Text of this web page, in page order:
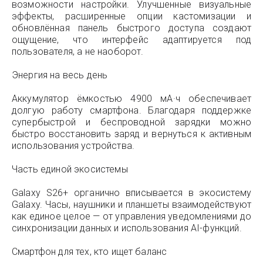
возможности настройки. Улучшенные визуальные
эффекты, расширенные опции кастомизации и
обновлённая панель быстрого доступа создают
ощущение, что интерфейс адаптируется под
пользователя, а не наоборот.
Энергия на весь день
Аккумулятор ёмкостью 4900 мА·ч обеспечивает
долгую работу смартфона. Благодаря поддержке
супербыстрой и беспроводной зарядки можно
быстро восстановить заряд и вернуться к активным
использования устройства.
Часть единой экосистемы
Galaxy S26+ органично вписывается в экосистему
Galaxy. Часы, наушники и планшеты взаимодействуют
как единое целое — от управления уведомлениями до
синхронизации данных и использования AI-функций.
Смартфон для тех, кто ищет баланс